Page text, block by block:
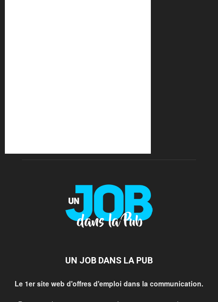
UN JOB DANS LA PUB
Le 1er site web d'offres d'emploi dans la communication.